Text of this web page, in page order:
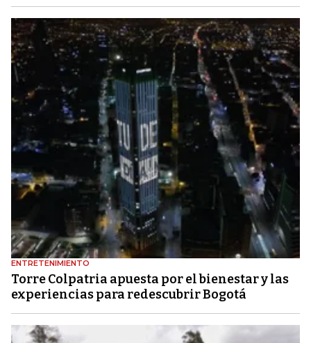
ENTRETENIMIENTO
Torre Colpatria apuesta por el bienestar y las
experiencias para redescubrir Bogotá